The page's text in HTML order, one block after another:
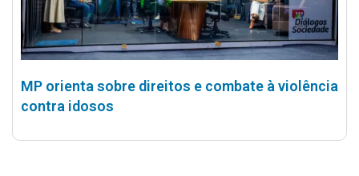
MP orienta sobre direitos e combate à violência
contra idosos